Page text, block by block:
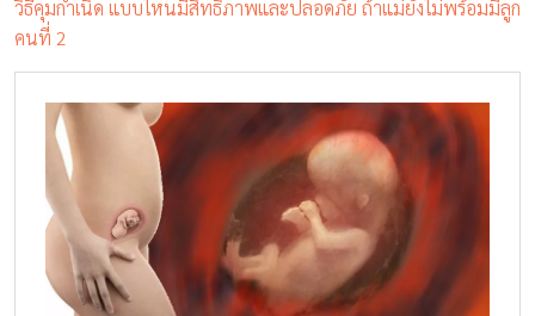
วิธีคุมกำเนิด แบบไหนมีสิทธิภาพและปลอดภัย ถ้าแม่ยังไม่พร้อมมีลูก
คนที่ 2